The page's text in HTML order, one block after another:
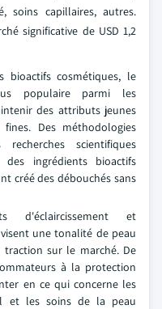
soins capillaires, autres.
significative de USD 1,2
bioactifs cosmétiques, le
populaire parmi les
des attributs jeunes
Des méthodologies
scientifiques
ingrédients bioactifs
créé des débouchés sans
d'éclaircissement et
une tonalité de peau
sur le marché. De
à la protection
en ce qui concerne les
et les soins de la peau